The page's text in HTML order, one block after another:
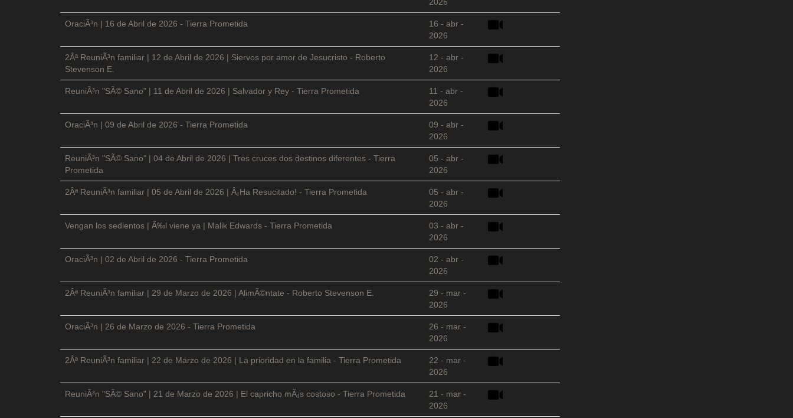
OraciÃ³n | 16 de Abril de 2026 - Tierra Prometida
16 - abr -
2026
2Âª ReuniÃ³n familiar | 12 de Abril de 2026 | Siervos por amor de Jesucristo - Roberto
Stevenson E.
12 - abr -
2026
ReuniÃ³n "SÃ© Sano" | 11 de Abril de 2026 | Salvador y Rey - Tierra Prometida
11 - abr -
2026
OraciÃ³n | 09 de Abril de 2026 - Tierra Prometida
09 - abr -
2026
ReuniÃ³n "SÃ© Sano" | 04 de Abril de 2026 | Tres cruces dos destinos diferentes - Tierra
Prometida
05 - abr -
2026
2Âª ReuniÃ³n familiar | 05 de Abril de 2026 | Â¡Ha Resucitado! - Tierra Prometida
05 - abr -
2026
Vengan los sedientos | Ã‰l viene ya | Malik Edwards - Tierra Prometida
03 - abr -
2026
OraciÃ³n | 02 de Abril de 2026 - Tierra Prometida
02 - abr -
2026
2Âª ReuniÃ³n familiar | 29 de Marzo de 2026 | AlimÃ©ntate - Roberto Stevenson E.
29 - mar -
2026
OraciÃ³n | 26 de Marzo de 2026 - Tierra Prometida
26 - mar -
2026
2Âª ReuniÃ³n familiar | 22 de Marzo de 2026 | La prioridad en la familia - Tierra Prometida
22 - mar -
2026
ReuniÃ³n "SÃ© Sano" | 21 de Marzo de 2026 | El capricho mÃ¡s costoso - Tierra Prometida
21 - mar -
2026